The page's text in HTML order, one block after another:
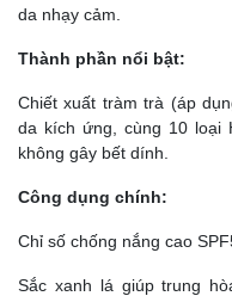
da nhạy cảm.
Thành phần nổi bật:
Chiết xuất tràm trà (áp
da kích ứng, cùng 10 loại
không gây bết dính.
Công dụng chính:
Chỉ số chống nắng cao
Sắc xanh lá giúp trung